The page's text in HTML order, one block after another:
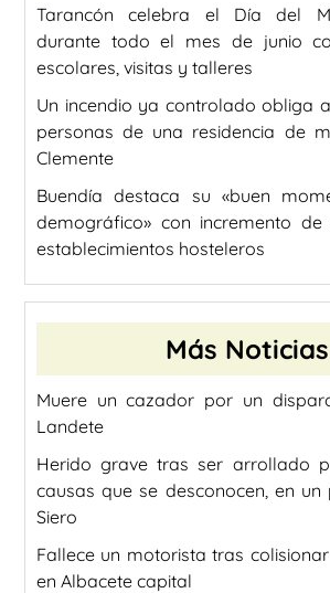
Tarancón celebra el Día del
durante todo el mes de junio
escolares, visitas y talleres
Un incendio ya controlado obliga
personas de una residencia de
Clemente
Buendía destaca su «buen
demográfico» con incremento
establecimientos hosteleros
Más Noticias
Muere un cazador por un
Landete
Herido grave tras ser arrollado
causas que se desconocen, en
Siero
Fallece un motorista tras
en Albacete capital